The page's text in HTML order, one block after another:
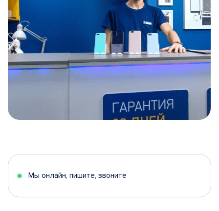
5
Мы онлайн, пишите, звоните